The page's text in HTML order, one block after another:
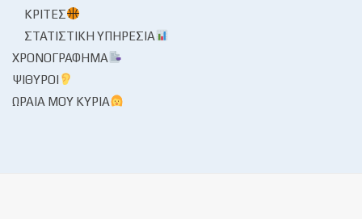
ΚΡΙΤΈΣ
ΣΤΑΤΙΣΤΙΚΉ ΥΠΗΡΕΣΊΑ
ΧΡΟΝΟΓΡΆΦΗΜΑ
ΨΊΘΥΡΟΙ
ΩΡΑΊΑ ΜΟΥ ΚΥΡΊΑ